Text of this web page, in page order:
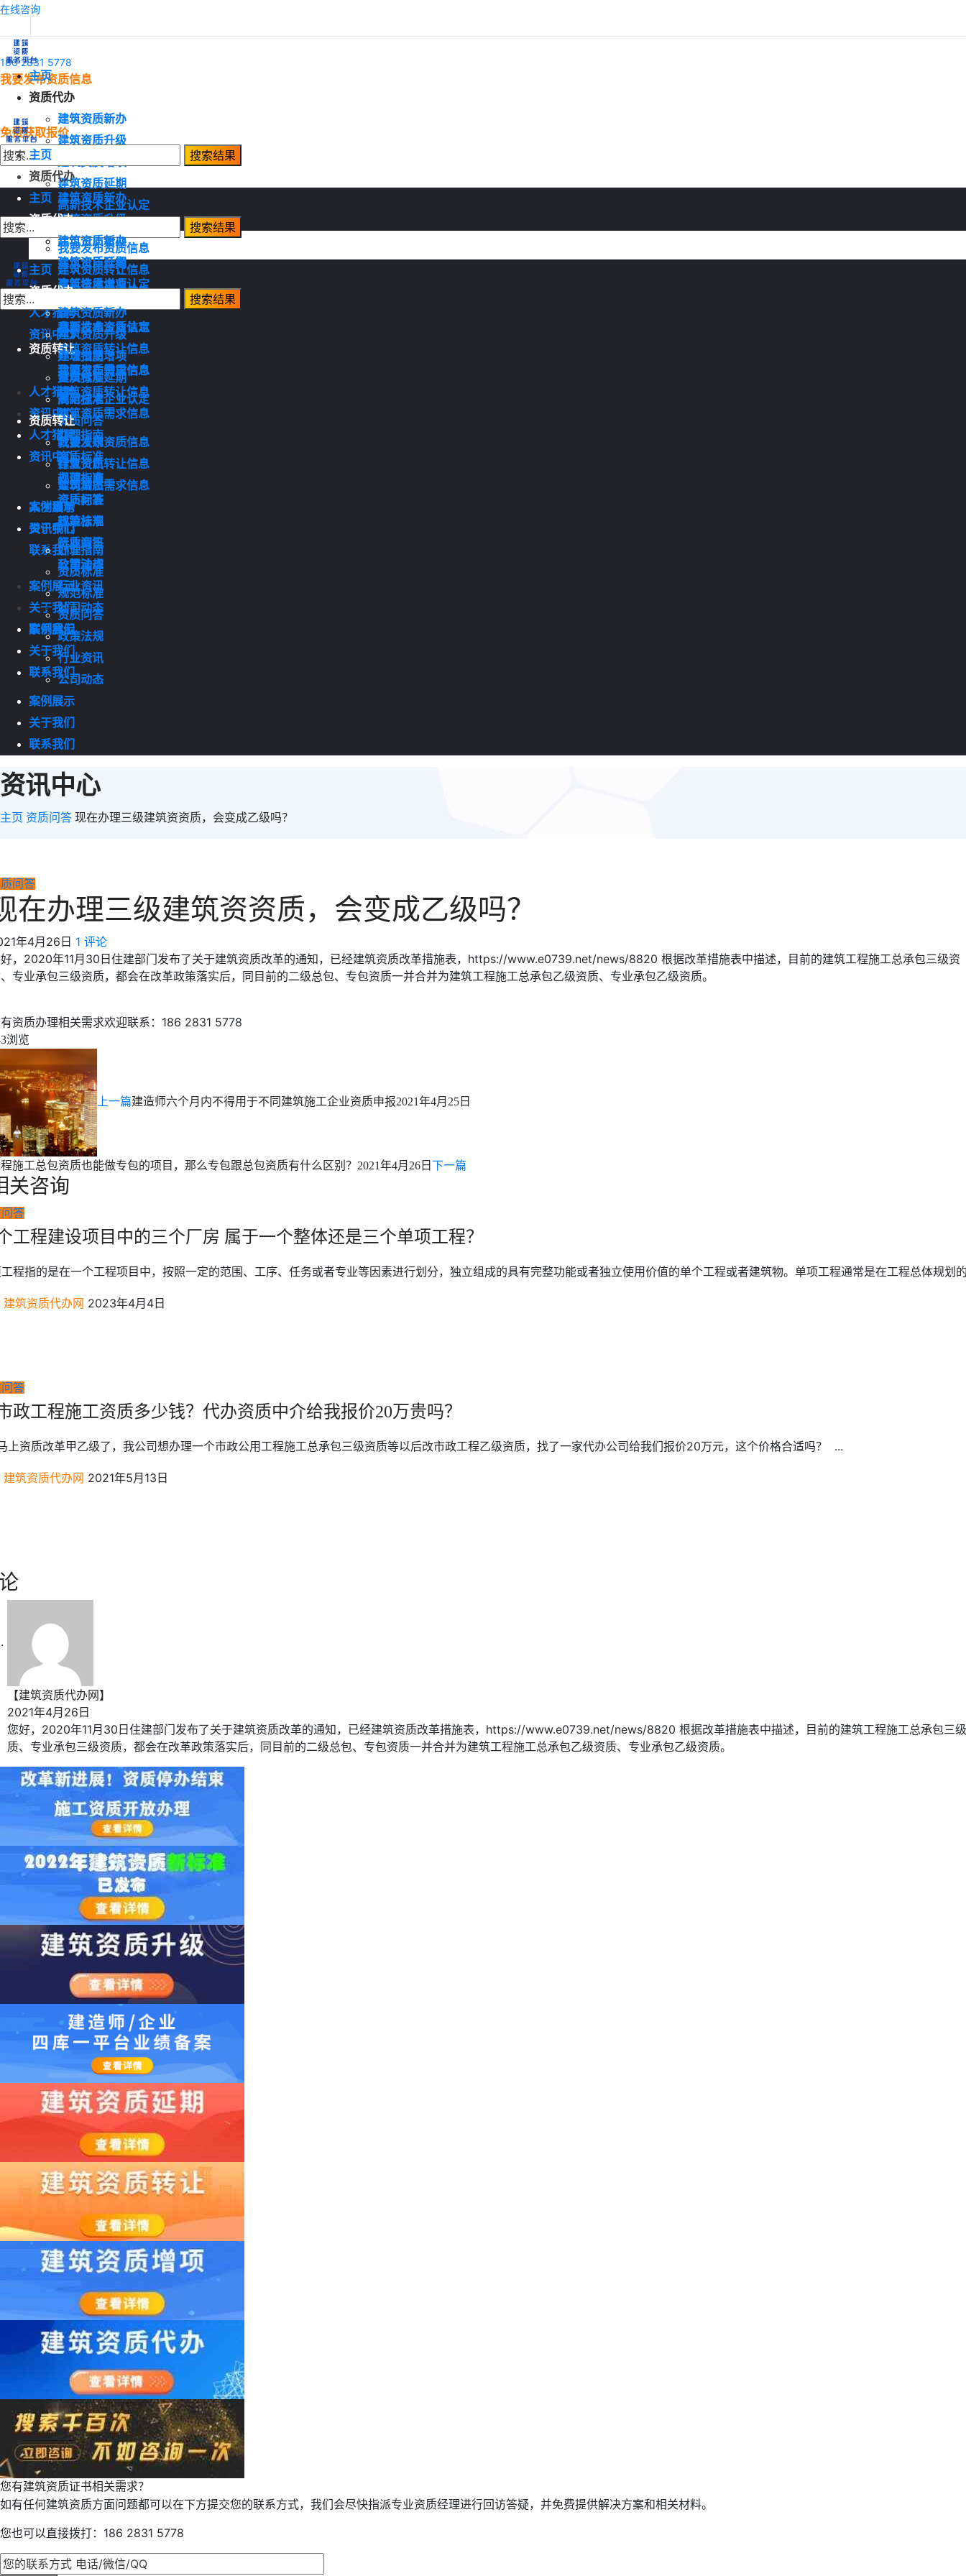
在线咨询
186 2831 5778
我要发布资质信息
免费获取报价
主页
资质代办
建筑资质新办
建筑资质升级
建筑资质延期
高新技术企业认定
我要发布资质信息
建筑资质转让信息
建筑资质需求信息
人才猎聘
资讯中心
办理指南
资质标准
规范标准
资质问答
政策法规
行业资讯
公司动态
案例展示
关于我们
联系我们
主页
资质代办
建筑资质新办
建筑资质升级
建筑资质增项
建筑资质延期
高新技术企业认定
资质转让
我要发布资质信息
建筑资质转让信息
建筑资质需求信息
人才猎聘
资讯中心
办理指南
资质标准
规范标准
资质问答
政策法规
行业资讯
公司动态
案例展示
关于我们
联系我们
主页
资质代办
建筑资质新办
建筑资质升级
建筑资质增项
建筑资质延期
高新技术企业认定
资质转让
我要发布资质信息
建筑资质转让信息
建筑资质需求信息
人才猎聘
资讯中心
办理指南
资质标准
规范标准
资质问答
政策法规
行业资讯
公司动态
案例展示
关于我们
联系我们
主页
资质代办
建筑资质新办
建筑资质升级
建筑资质增项
建筑资质延期
高新技术企业认定
资质转让
我要发布资质信息
建筑资质转让信息
建筑资质需求信息
人才猎聘
资讯中心
办理指南
资质标准
规范标准
资质问答
政策法规
行业资讯
公司动态
案例展示
关于我们
联系我们
资讯中心
主页 资质问答 现在办理三级建筑资资质，会变成乙级吗？
问答
在办理三级建筑资资质，会变成乙级吗？
年4月26日 1 评论
，2020年11月30日住建部门发布了关于建筑资质改革的通知，已经建筑资质改革措施表，https://www.e0739.net/news/8820 根据改革措施表中描述，目前的建筑工程施工总承包三级资
专业承包三级资质，都会在改革政策落实后，同目前的二级总包、专包资质一并合并为建筑工程施工总承包乙级资质、专业承包乙级资质。
资质办理相关需求欢迎联系：186 2831 5778
浏览
上一篇建造师六个月内不得用于不同建筑施工企业资质申报2021年4月25日
施工总包资质也能做专包的项目，那么专包跟总包资质有什么区别？ 2021年4月26日 下一篇
关咨询
答
工程建设项目中的三个厂房 属于一个整体还是三个单项工程？
程指的是在一个工程项目中，按照一定的范围、工序、任务或者专业等因素进行划分，独立组成的具有完整功能或者独立使用价值的单个工程或者建筑物。单项工程通常是在工程总体规划
建筑资质代办网 2023年4月4日
答
政工程施工资质多少钱？代办资质中介给我报价20万贵吗？
上资质改革甲乙级了，我公司想办理一个市政公用工程施工总承包三级资质等以后改市政工程乙级资质，找了一家代办公司给我们报价20万元，这个价格合适吗？ ...
建筑资质代办网 2021年5月13日
【建筑资质代办网】
2021年4月26日
您好，2020年11月30日住建部门发布了关于建筑资质改革的通知，已经建筑资质改革措施表，https://www.e0739.net/news/8820 根据改革措施表中描述，目前的建筑工程施工总承包三
质、专业承包三级资质，都会在改革政策落实后，同目前的二级总包、专包资质一并合并为建筑工程施工总承包乙级资质、专业承包乙级资质。
您有建筑资质证书相关需求？
如有任何建筑资质方面问题都可以在下方提交您的联系方式，我们会尽快指派专业资质经理进行回访答疑，并免费提供解决方案和相关材料。
您也可以直接拨打：186 2831 5778